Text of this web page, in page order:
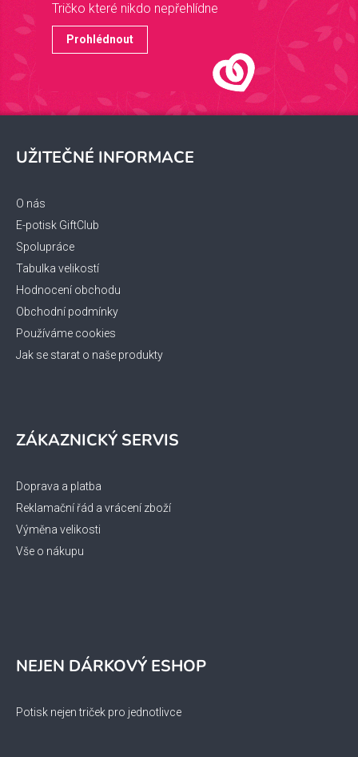
Tričko které nikdo nepřehlídne
Prohlédnout
UŽITEČNÉ INFORMACE
O nás
E-potisk GiftClub
Spolupráce
Tabulka velikostí
Hodnocení obchodu
Obchodní podmínky
Používáme cookies
Jak se starat o naše produkty
ZÁKAZNICKÝ SERVIS
Doprava a platba
Reklamační řád a vrácení zboží
Výměna velikosti
Vše o nákupu
NEJEN DÁRKOVÝ ESHOP
Potisk nejen triček pro jednotlivce